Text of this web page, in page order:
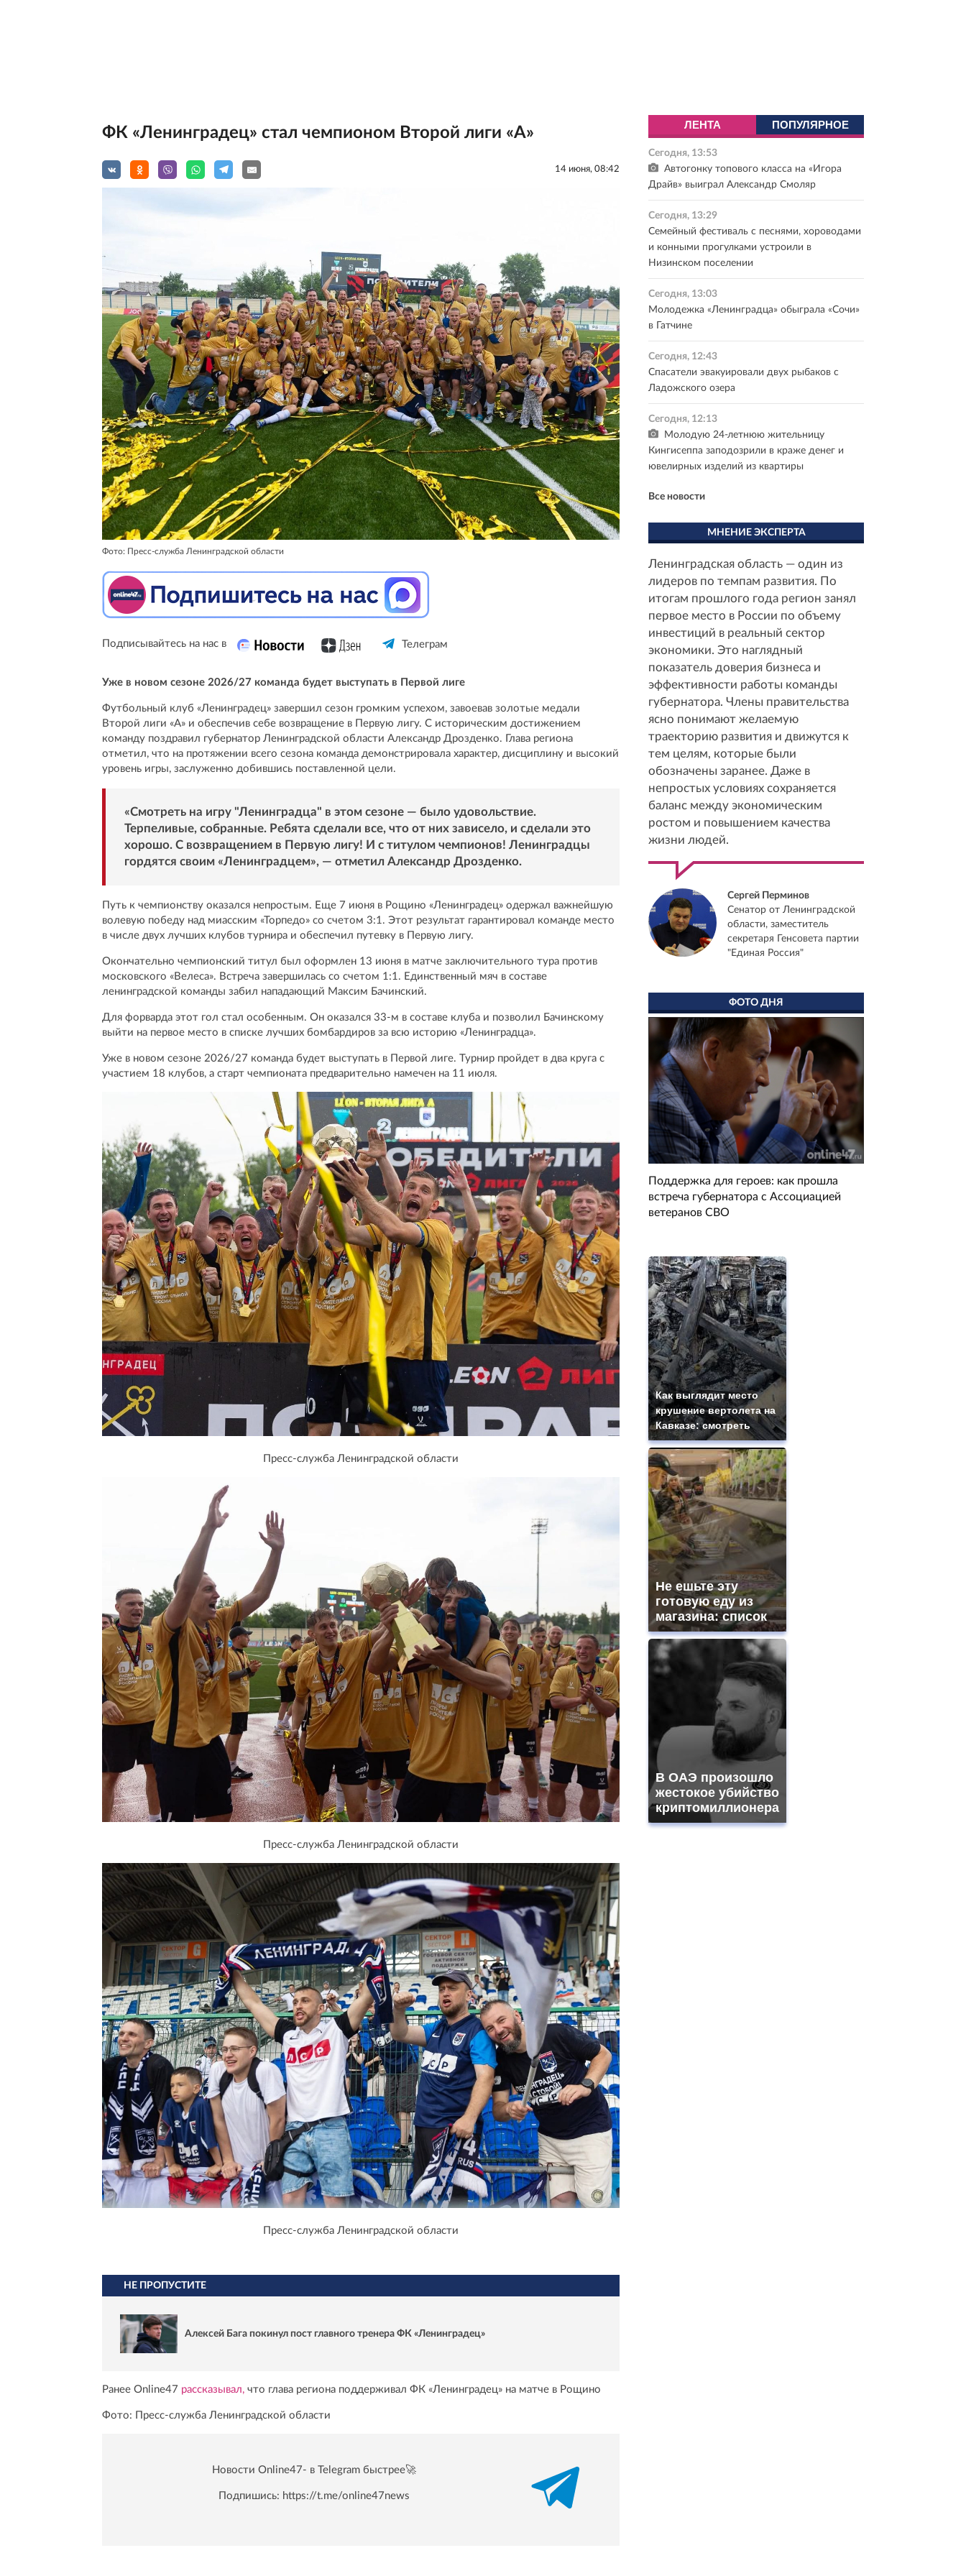
ФК «Ленинградец» стал чемпионом Второй лиги «А»
14 июня, 08:42
Фото: Пресс-служба Ленинградской области
Подписывайтесь на нас в Телеграм
Уже в новом сезоне 2026/27 команда будет выступать в Первой лиге
Футбольный клуб «Ленинградец» завершил сезон громким успехом, завоевав золотые медали
Второй лиги «А» и обеспечив себе возвращение в Первую лигу. С историческим достижением
команду поздравил губернатор Ленинградской области Александр Дрозденко. Глава региона
отметил, что на протяжении всего сезона команда демонстрировала характер, дисциплину и высокий
уровень игры, заслуженно добившись поставленной цели.
«Смотреть на игру "Ленинградца" в этом сезоне — было удовольствие.
Терпеливые, собранные. Ребята сделали все, что от них зависело, и сделали это
хорошо. С возвращением в Первую лигу! И с титулом чемпионов! Ленинградцы
гордятся своим «Ленинградцем», — отметил Александр Дрозденко.
Путь к чемпионству оказался непростым. Еще 7 июня в Рощино «Ленинградец» одержал важнейшую
волевую победу над миасским «Торпедо» со счетом 3:1. Этот результат гарантировал команде место
в числе двух лучших клубов турнира и обеспечил путевку в Первую лигу.
Окончательно чемпионский титул был оформлен 13 июня в матче заключительного тура против
московского «Велеса». Встреча завершилась со счетом 1:1. Единственный мяч в составе
ленинградской команды забил нападающий Максим Бачинский.
Для форварда этот гол стал особенным. Он оказался 33-м в составе клуба и позволил Бачинскому
выйти на первое место в списке лучших бомбардиров за всю историю «Ленинградца».
Уже в новом сезоне 2026/27 команда будет выступать в Первой лиге. Турнир пройдет в два круга с
участием 18 клубов, а старт чемпионата предварительно намечен на 11 июля.
Пресс-служба Ленинградской области
Пресс-служба Ленинградской области
Пресс-служба Ленинградской области
НЕ ПРОПУСТИТЕ
Алексей Бага покинул пост главного тренера ФК «Ленинградец»
Ранее Online47 рассказывал, что глава региона поддерживал ФК «Ленинградец» на матче в Рощино
Фото: Пресс-служба Ленинградской области
Новости Online47- в Telegram быстрее🚀
Подпишись: https://t.me/online47news
ЛЕНТА ПОПУЛЯРНОЕ
Сегодня, 13:53
Автогонку топового класса на «Игора
Драйв» выиграл Александр Смоляр
Сегодня, 13:29
Семейный фестиваль с песнями, хороводами
и конными прогулками устроили в
Низинском поселении
Сегодня, 13:03
Молодежка «Ленинградца» обыграла «Сочи»
в Гатчине
Сегодня, 12:43
Спасатели эвакуировали двух рыбаков с
Ладожского озера
Сегодня, 12:13
Молодую 24-летнюю жительницу
Кингисеппа заподозрили в краже денег и
ювелирных изделий из квартиры
Все новости
МНЕНИЕ ЭКСПЕРТА
Ленинградская область — один из
лидеров по темпам развития. По
итогам прошлого года регион занял
первое место в России по объему
инвестиций в реальный сектор
экономики. Это наглядный
показатель доверия бизнеса и
эффективности работы команды
губернатора. Члены правительства
ясно понимают желаемую
траекторию развития и движутся к
тем целям, которые были
обозначены заранее. Даже в
непростых условиях сохраняется
баланс между экономическим
ростом и повышением качества
жизни людей.
Сергей Перминов
Сенатор от Ленинградской
области, заместитель
секретаря Генсовета партии
"Единая Россия"
ФОТО ДНЯ
Поддержка для героев: как прошла
встреча губернатора с Ассоциацией
ветеранов СВО
Как выглядит место
крушение вертолета на
Кавказе: смотреть
Не ешьте эту
готовую еду из
магазина: список
В ОАЭ произошло
жестокое убийство
криптомиллионера